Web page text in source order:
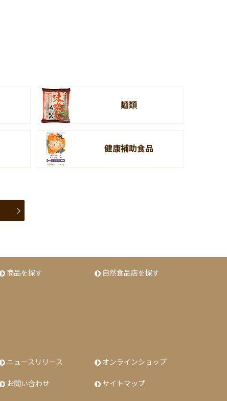
麺類
健康補助食品
商品を探す 自然食品店を探す
ニュースリリース オンラインショップ
お問い合わせ サイトマップ